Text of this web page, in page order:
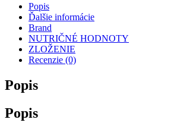
Popis
Ďalšie informácie
Brand
NUTRIČNÉ HODNOTY
ZLOŽENIE
Recenzie (0)
Popis
Popis